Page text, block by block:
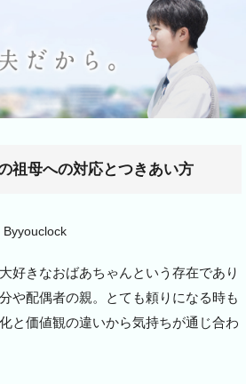
祖母への対応とつきあい方
Byyouclock
好きなおばあちゃんという存在であり
や配偶者の親。とても頼りになる時も
と価値観の違いから気持ちが通じ合わ